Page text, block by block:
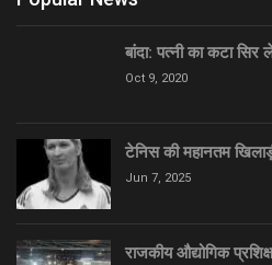
बांदा: पत्नी का कटा सिर
Oct 9, 2020
टेनिस की महानतम
Jun 7, 2025
राजकीय औद्योगिक